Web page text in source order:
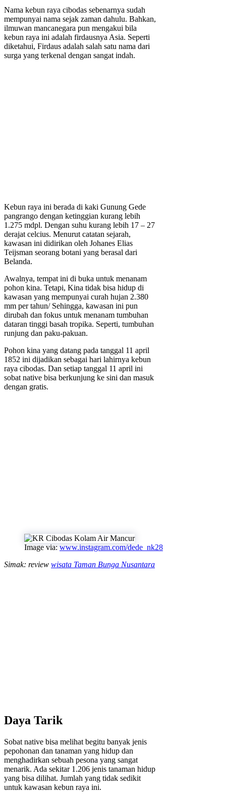
Nama kebun raya cibodas sebenarnya sudah
mempunyai nama sejak zaman dahulu. Bahkan,
ilmuwan mancanegara pun mengakui bila
kebun raya ini adalah firdausnya Asia. Seperti
diketahui, Firdaus adalah salah satu nama dari
surga yang terkenal dengan sangat indah.
Kebun raya ini berada di kaki Gunung Gede
pangrango dengan ketinggian kurang lebih
1.275 mdpl. Dengan suhu kurang lebih 17 – 27
derajat celcius. Menurut catatan sejarah,
kawasan ini didirikan oleh Johanes Elias
Teijsman seorang botani yang berasal dari
Belanda.
Awalnya, tempat ini di buka untuk menanam
pohon kina. Tetapi, Kina tidak bisa hidup di
kawasan yang mempunyai curah hujan 2.380
mm per tahun/ Sehingga, kawasan ini pun
dirubah dan fokus untuk menanam tumbuhan
dataran tinggi basah tropika. Seperti, tumbuhan
runjung dan paku-pakuan.
Pohon kina yang datang pada tanggal 11 april
1852 ini dijadikan sebagai hari lahirnya kebun
raya cibodas. Dan setiap tanggal 11 april ini
sobat native bisa berkunjung ke sini dan masuk
dengan gratis.
Image via: www.instagram.com/dede_nk28
Simak: review wisata Taman Bunga Nusantara
Daya Tarik
Sobat native bisa melihat begitu banyak jenis
pepohonan dan tanaman yang hidup dan
menghadirkan sebuah pesona yang sangat
menarik. Ada sekitar 1.206 jenis tanaman hidup
yang bisa dilihat. Jumlah yang tidak sedikit
untuk kawasan kebun raya ini.